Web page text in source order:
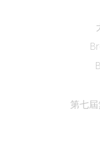
第七